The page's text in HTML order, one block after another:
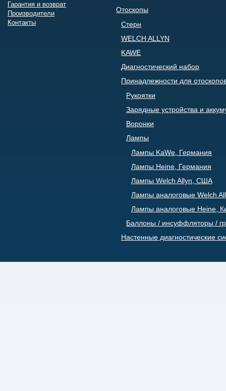
Гарантия и возврат
Производители
Контакты
Отоскопы
Стерн
WELCH ALLYN
KAWE
Диагностический набор
Принадлежности для
Рукоятки
Зарядные устройства и
Воронки
Лампы
Лампы KaWe, Германия
Лампы Heine, Германия
Лампы Welch Allyn, США
Лампы аналоговые Welch
Лампы аналоговые Heine,
Баллоны / инсуффляторы /
Настенные диагностические